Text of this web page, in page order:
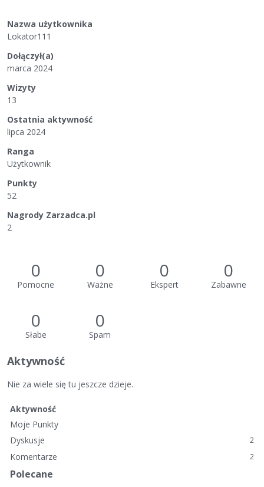
Nazwa użytkownika
Lokator111
Dołączył(a)
marca 2024
Wizyty
13
Ostatnia aktywność
lipca 2024
Ranga
Użytkownik
Punkty
52
Nagrody Zarzadca.pl
2
0
Pomocne
0
Ważne
0
Ekspert
0
Zabawne
0
Słabe
0
Spam
Aktywność
Nie za wiele się tu jeszcze dzieje.
Aktywność
Moje Punkty
Dyskusje
2
Komentarze 2
Polecane